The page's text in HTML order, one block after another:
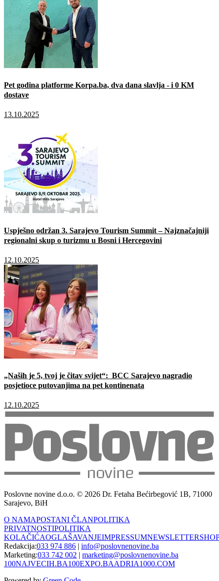
Pet godina platforme Korpa.ba, dva dana slavlja - i 0 KM
dostave
13.10.2025
Uspješno održan 3. Sarajevo Tourism Summit – Najznačajniji
regionalni skup o turizmu u Bosni i Hercegovini
12.10.2025
„Naših je 5, tvoj je čitav svijet“: BCC Sarajevo nagradio
posjetioce putovanjima na pet kontinenata
12.10.2025
Poslovne novine d.o.o. © 2026 Dr. Fetaha Bećirbegović 1B, 71000
Sarajevo, BiH
O NAMAPOSTANI ČLANPOLITIKA
PRIVATNOSTIPOLITIKA
KOLAČIĆAOGLAŠAVANJEIMPRESSUMNEWSLETTER
Redakcija:033 974 886 | info@poslovnenovine.ba
Marketing:033 742 002 | marketing@poslovnenovine.ba
100NAJVECIH.BA100EXPO.BAADRIA1000.COM